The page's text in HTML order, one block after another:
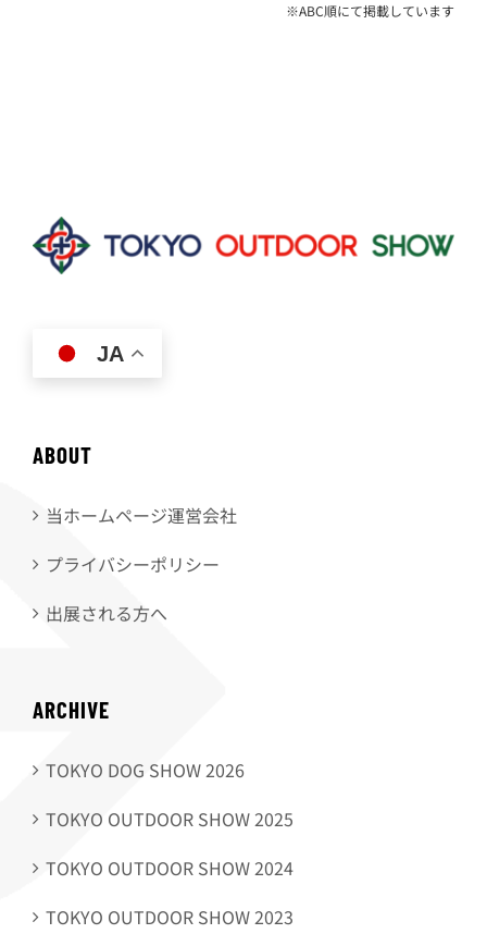
※ABC順にて掲載しています
JA
ABOUT
当ホームページ運営会社
プライバシーポリシー
出展される方へ
ARCHIVE
TOKYO DOG SHOW 2026
TOKYO OUTDOOR SHOW 2025
TOKYO OUTDOOR SHOW 2024
TOKYO OUTDOOR SHOW 2023